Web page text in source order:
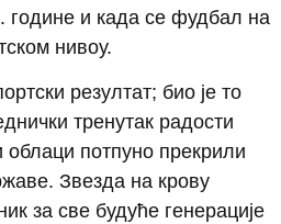
године и када се фудбал на
нивоу.
резултат; био је то
тренутак радости
облаци потпуно прекрили
Звезда на крову
за све будуће генерације